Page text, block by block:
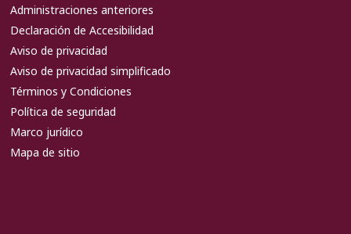
Administraciones anteriores
Declaración de Accesibilidad
Aviso de privacidad
Aviso de privacidad simplificado
Términos y Condiciones
Política de seguridad
Marco jurídico
Mapa de sitio